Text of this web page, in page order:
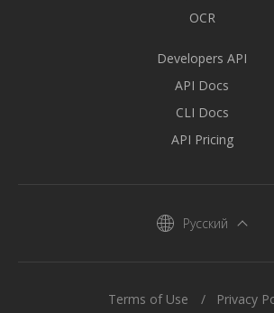
OCR
Developers API
API Docs
CLI Docs
API Pricing
Русский
Terms of Use Privacy